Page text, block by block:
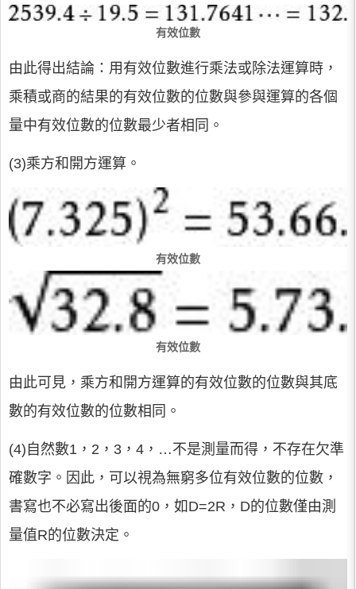
有效位數
由此得出結論：用有效位數進行乘法或除法運算時，
乘積或商的結果的有效位數的位數與參與運算的各個
量中有效位數的位數最少者相同。
(3)乘方和開方運算。
有效位數
有效位數
由此可見，乘方和開方運算的有效位數的位數與其底
數的有效位數的位數相同。
(4)自然數1，2，3，4，…不是測量而得，不存在欠準
確數字。因此，可以視為無窮多位有效位數的位數，
書寫也不必寫出後面的0，如D=2R，D的位數僅由測
量值R的位數決定。